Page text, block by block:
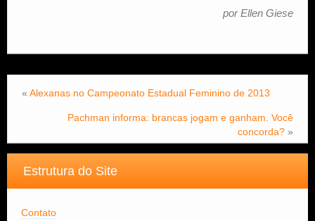
por Ellen Giese
« Alexanas no Campeonato Estadual Feminino de 2013
Pachman informa: brancas jogam e ganham. Você
concorda? »
Estrutura do Site
Contato